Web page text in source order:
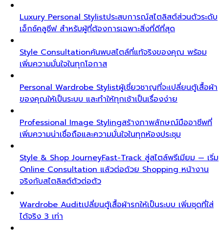
Luxury Personal Stylistประสบการณ์สไตลิสต์ส่วนตัวระดับ
เอ็กซ์คลูซีฟ สำหรับผู้ที่ต้องการเฉพาะสิ่งที่ดีที่สุด
Style Consultationค้นพบสไตล์ที่แท้จริงของคุณ พร้อม
เพิ่มความมั่นใจในทุกโอกาส
Personal Wardrobe Stylistผู้เชี่ยวชาญที่จะเปลี่ยนตู้เสื้อผ้า
ของคุณให้เป็นระบบ และทำให้ทุกเช้าเป็นเรื่องง่าย
Professional Image Stylingสร้างภาพลักษณ์มืออาชีพที่
เพิ่มความน่าเชื่อถือและความมั่นใจในทุกห้องประชุม
Style & Shop JourneyFast-Track สู่สไตล์พรีเมียม — เริ่ม
Online Consultation แล้วต่อด้วย Shopping หน้างาน
จริงกับสไตลิสต์ตัวต่อตัว
Wardrobe Auditเปลี่ยนตู้เสื้อผ้ารกให้เป็นระบบ เพิ่มชุดที่ใส่
ได้จริง 3 เท่า